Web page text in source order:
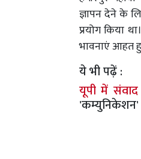
ज्ञापन देने के
प्रयोग किया
भावनाएं आहत
ये भी पढ़ें :
यूपी में